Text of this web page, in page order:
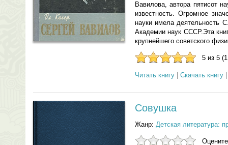
Вавилова, автора пятисот
известность. Огромное
науки имела деятельность
Академии наук СССР.Эта
крупнейшего советского
5 из 5
Читать книгу Скачать книгу
Совушка
Жанр: Детская литература: